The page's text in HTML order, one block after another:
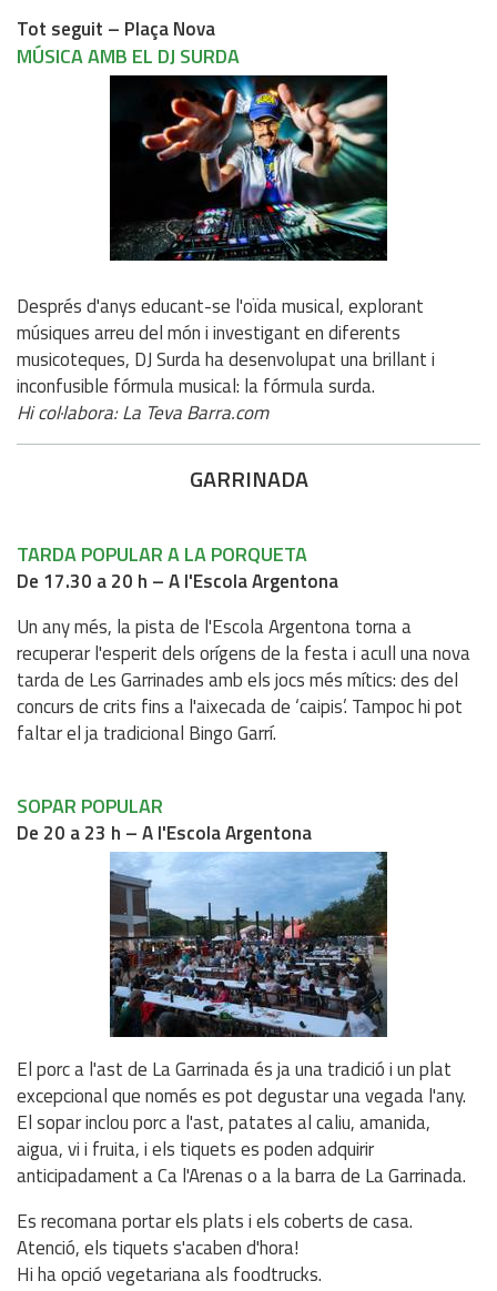
Tot seguit – Plaça Nova
MÚSICA AMB EL DJ SURDA
Després d'anys educant-se l'oïda musical, explorant
músiques arreu del món i investigant en diferents
musicoteques, DJ Surda ha desenvolupat una brillant i
inconfusible fórmula musical: la fórmula surda.
Hi col·labora: La Teva Barra.com
GARRINADA
TARDA POPULAR A LA PORQUETA
De 17.30 a 20 h – A l'Escola Argentona
Un any més, la pista de l'Escola Argentona torna a
recuperar l'esperit dels orígens de la festa i acull una nova
tarda de Les Garrinades amb els jocs més mítics: des del
concurs de crits fins a l'aixecada de ‘caipis’. Tampoc hi pot
faltar el ja tradicional Bingo Garrí.
SOPAR POPULAR
De 20 a 23 h – A l'Escola Argentona
El porc a l'ast de La Garrinada és ja una tradició i un plat
excepcional que només es pot degustar una vegada l'any.
El sopar inclou porc a l'ast, patates al caliu, amanida,
aigua, vi i fruita, i els tiquets es poden adquirir
anticipadament a Ca l'Arenas o a la barra de La Garrinada.
Es recomana portar els plats i els coberts de casa.
Atenció, els tiquets s'acaben d'hora!
Hi ha opció vegetariana als foodtrucks.